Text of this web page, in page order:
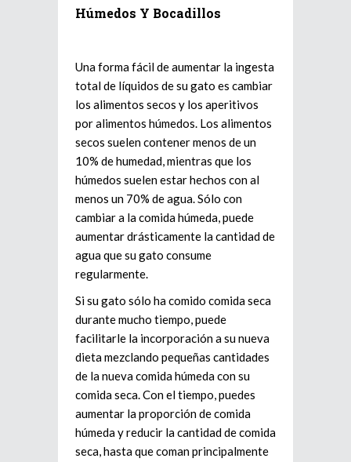
Húmedos Y Bocadillos
Una forma fácil de aumentar la ingesta
total de líquidos de su gato es cambiar
los alimentos secos y los aperitivos
por alimentos húmedos. Los alimentos
secos suelen contener menos de un
10% de humedad, mientras que los
húmedos suelen estar hechos con al
menos un 70% de agua. Sólo con
cambiar a la comida húmeda, puede
aumentar drásticamente la cantidad de
agua que su gato consume
regularmente.
Si su gato sólo ha comido comida seca
durante mucho tiempo, puede
facilitarle la incorporación a su nueva
dieta mezclando pequeñas cantidades
de la nueva comida húmeda con su
comida seca. Con el tiempo, puedes
aumentar la proporción de comida
húmeda y reducir la cantidad de comida
seca, hasta que coman principalmente